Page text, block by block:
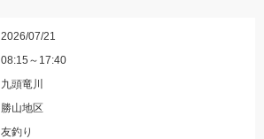
2026/07/21
08:15～17:40
九頭竜川
勝山地区
友釣り